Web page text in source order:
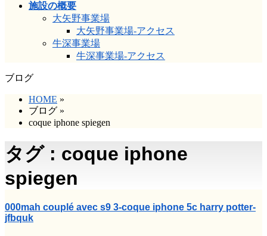
施設の概要
大矢野事業場
大矢野事業場-アクセス
牛深事業場
牛深事業場-アクセス
ブログ
HOME »
ブログ »
coque iphone spiegen
タグ : coque iphone
spiegen
000mah couplé avec s9 3-coque iphone 5c harry potter-
jfbquk